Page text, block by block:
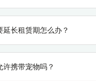
延长租赁期怎么办？
许携带宠物吗？